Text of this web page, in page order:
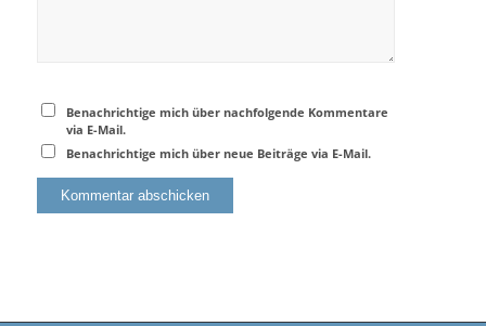
Benachrichtige mich über nachfolgende Kommentare
via E-Mail.
Benachrichtige mich über neue Beiträge via E-Mail.